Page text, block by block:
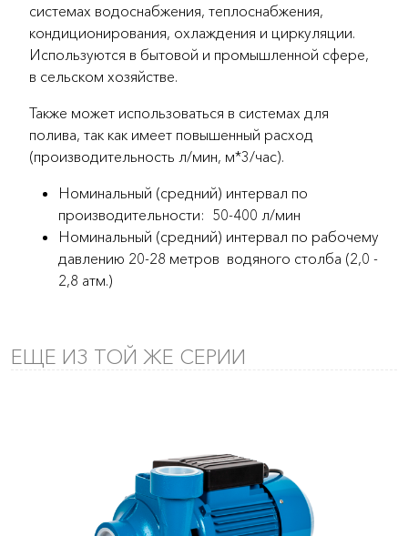
системах водоснабжения, теплоснабжения,
кондиционирования, охлаждения и циркуляции.
Используются в бытовой и промышленной сфере,
в сельском хозяйстве.
Также может использоваться в системах для
полива, так как имеет повышенный расход
(производительность л/мин, м*3/час).
Номинальный (средний) интервал по
производительности: 50-400 л/мин
Номинальный (средний) интервал по рабочему
давлению 20-28 метров водяного столба (2,0 -
2,8 атм.)
ЕЩЕ ИЗ ТОЙ ЖЕ СЕРИИ